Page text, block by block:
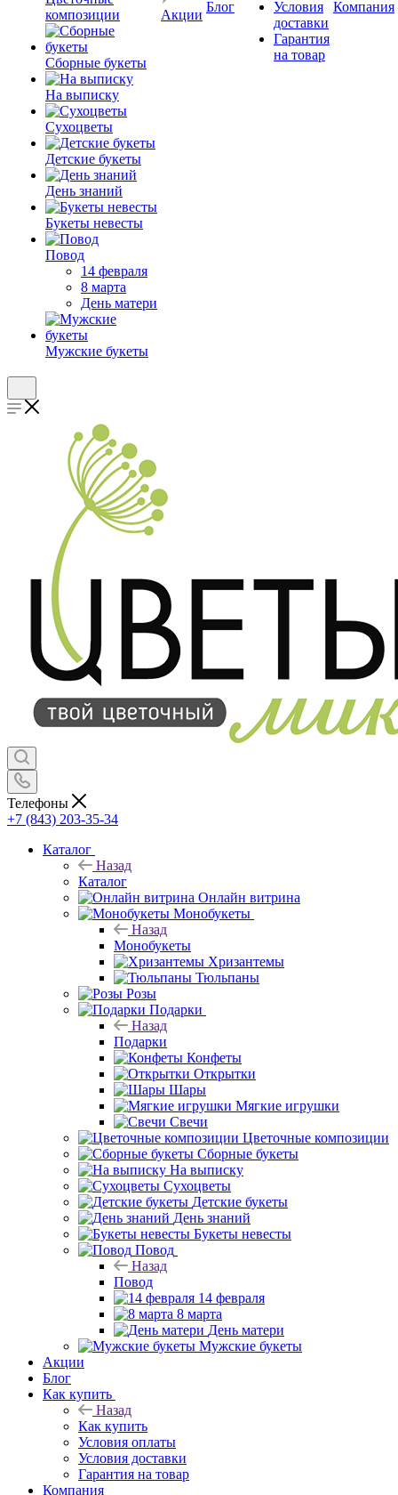
композиции
Сборные букеты
На выписку
Сухоцветы
Детские букеты
День знаний
Букеты невесты
Повод
14 февраля
8 марта
День матери
Мужские букеты
Акции
Блог
Условия
доставки
Гарантия
на товар
Компания
Телефоны
+7 (843) 203-35-34
Каталог
Назад
Каталог
Онлайн витрина
Монобукеты
Назад
Монобукеты
Хризантемы
Тюльпаны
Розы
Подарки
Назад
Подарки
Конфеты
Открытки
Шары
Мягкие игрушки
Свечи
Цветочные композиции
Сборные букеты
На выписку
Сухоцветы
Детские букеты
День знаний
Букеты невесты
Повод
Назад
Повод
14 февраля
8 марта
День матери
Мужские букеты
Акции
Блог
Как купить
Назад
Как купить
Условия оплаты
Условия доставки
Гарантия на товар
Компания